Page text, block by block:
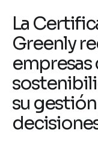
La
Greenly
empresas
su